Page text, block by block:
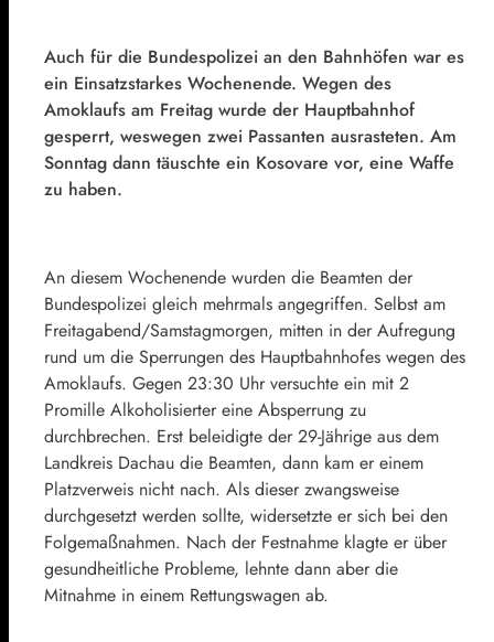
Auch für die Bundespolizei an den Bahnhöfen war es
ein Einsatzstarkes Wochenende. Wegen des
Amoklaufs am Freitag wurde der Hauptbahnhof
gesperrt, weswegen zwei Passanten ausrasteten. Am
Sonntag dann täuschte ein Kosovare vor, eine Waffe
zu haben.
An diesem Wochenende wurden die Beamten der
Bundespolizei gleich mehrmals angegriffen. Selbst am
Freitagabend/Samstagmorgen, mitten in der Aufregung
rund um die Sperrungen des Hauptbahnhofes wegen des
Amoklaufs. Gegen 23:30 Uhr versuchte ein mit 2
Promille Alkoholisierter eine Absperrung zu
durchbrechen. Erst beleidigte der 29-Jährige aus dem
Landkreis Dachau die Beamten, dann kam er einem
Platzverweis nicht nach. Als dieser zwangsweise
durchgesetzt werden sollte, widersetzte er sich bei den
Folgemaßnahmen. Nach der Festnahme klagte er über
gesundheitliche Probleme, lehnte dann aber die
Mitnahme in einem Rettungswagen ab.